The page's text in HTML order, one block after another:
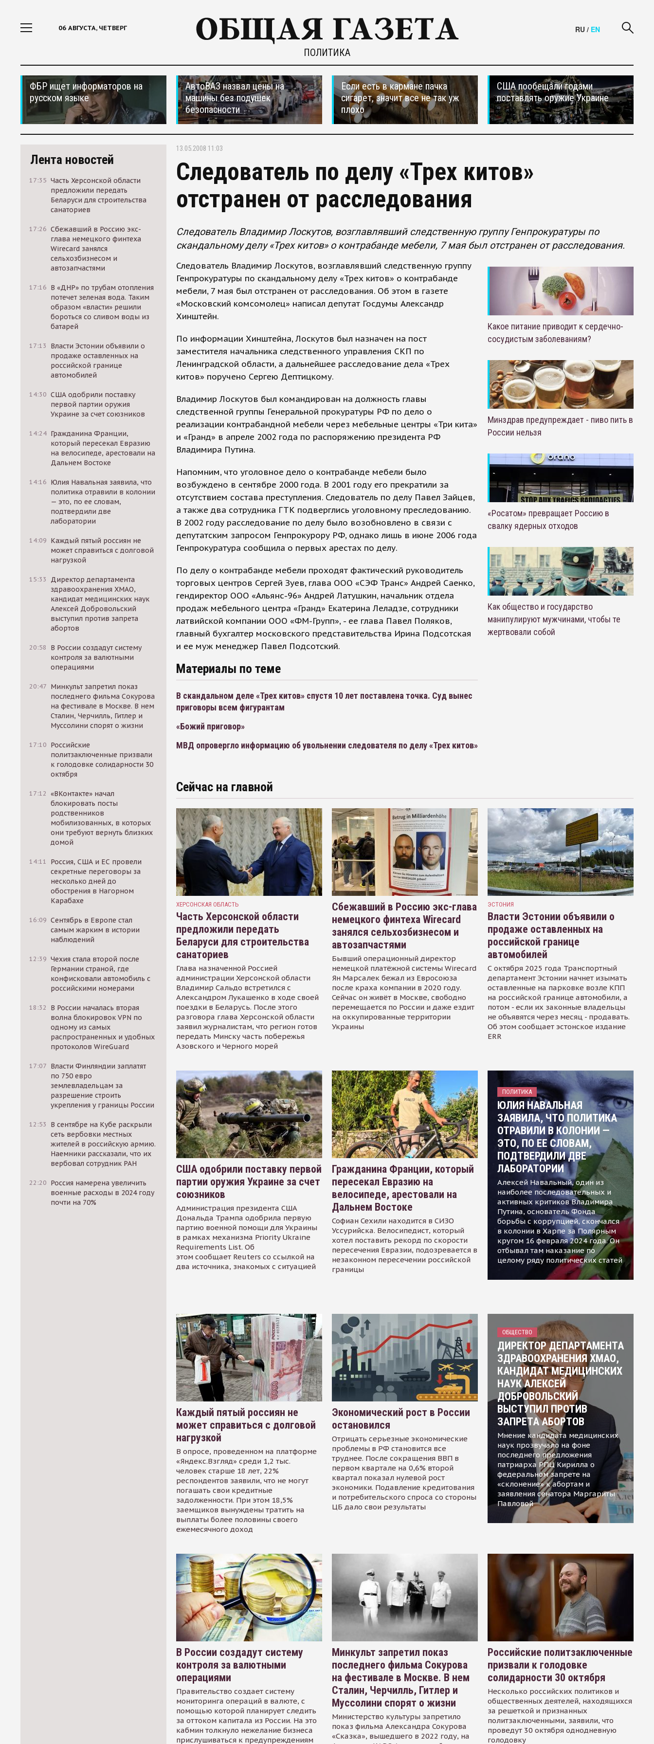
06 АВГУСТА, ЧЕТВЕРГ
ПОЛИТИКА
RU / EN
ФБР ищет информаторов на
русском языке
АвтоВАЗ назвал цены на
машины без подушек
безопасности
Если есть в кармане пачка
сигарет, значит все не так уж
плохо
США пообещали годами
поставлять оружие Украине
Лента новостей
17:35 Часть Херсонской области
предложили передать
Беларуси для строительства
санаториев
17:26 Сбежавший в Россию экс-
глава немецкого финтеха
Wirecard занялся
сельхозбизнесом и
автозапчастями
17:16 В «ДНР» по трубам отопления
потечет зеленая вода. Таким
образом «власти» решили
бороться со сливом воды из
батарей
17:13
Власти Эстонии объявили о
продаже оставленных на
российской границе
автомобилей
14:30 США одобрили поставку
первой партии оружия
Украине за счет союзников
14:24 Гражданина Франции,
который пересекал Евразию
на велосипеде, арестовали на
Дальнем Востоке
14:16 Юлия Навальная заявила, что
политика отравили в колонии
— это, по ее словам,
подтвердили две
лаборатории
14:09 Каждый пятый россиян не
может справиться с долговой
нагрузкой
15:33
Директор департамента
здравоохранения ХМАО,
кандидат медицинских наук
Алексей Добровольский
выступил против запрета
абортов
20:58
В России создадут систему
контроля за валютными
операциями
20:47 Минкульт запретил показ
последнего фильма Сокурова
на фестивале в Москве. В нем
Сталин, Черчилль, Гитлер и
Муссолини спорят о жизни
17:10 Российские
политзаключенные призвали
к голодовке солидарности 30
октября
17:12 «ВКонтакте» начал
блокировать посты
родственников
мобилизованных, в которых
они требуют вернуть близких
домой
14:11
Россия, США и ЕС провели
секретные переговоры за
несколько дней до
обострения в Нагорном
Карабахе
16:09 Сентябрь в Европе стал
самым жарким в истории
наблюдений
12:39 Чехия стала второй после
Германии страной, где
конфисковали автомобиль с
российскими номерами
18:32
В России началась вторая
волна блокировок VPN по
одному из самых
распространенных и удобных
протоколов WireGuard
17:07 Власти Финляндии заплатят
по 750 евро
землевладельцам за
разрешение строить
укрепления у границы России
12:53
В сентябре на Кубе раскрыли
сеть вербовки местных
жителей в российскую армию.
Наемники рассказали, что их
вербовал сотрудник РАН
22:20 Россия намерена увеличить
военные расходы в 2024 году
почти на 70%
13.05.2008 11:03
Следователь по делу «Трех китов»
отстранен от расследования
Следователь Владимир Лоскутов, возглавлявший следственную группу Генпрокуратуры по
скандальному делу «Трех китов» о контрабанде мебели, 7 мая был отстранен от расследования.
Следователь Владимир Лоскутов, возглавлявший следственную группу
Генпрокуратуры по скандальному делу «Трех китов» о контрабанде
мебели, 7 мая был отстранен от расследования. Об этом в газете
«Московский комсомолец» написал депутат Госдумы Александр
Хинштейн.
По информации Хинштейна, Лоскутов был назначен на пост
заместителя начальника следственного управления СКП по
Ленинградской области, а дальнейшее расследование дела «Трех
китов» поручено Сергею Дептицкому.
Владимир Лоскутов был командирован на должность главы
следственной группы Генеральной прокуратуры РФ по дело о
реализации контрабандной мебели через мебельные центры «Три кита»
и «Гранд» в апреле 2002 года по распоряжению президента РФ
Владимира Путина.
Напомним, что уголовное дело о контрабанде мебели было
возбуждено в сентябре 2000 года. В 2001 году его прекратили за
отсутствием состава преступления. Следователь по делу Павел Зайцев,
а также два сотрудника ГТК подверглись уголовному преследованию.
В 2002 году расследование по делу было возобновлено в связи с
депутатским запросом Генпрокурору РФ, однако лишь в июне 2006 года
Генпрокуратура сообщила о первых арестах по делу.
По делу о контрабанде мебели проходят фактический руководитель
торговых центров Сергей Зуев, глава ООО «СЭФ Транс» Андрей Саенко,
гендиректор ООО «Альянс-96» Андрей Латушкин, начальник отдела
продаж мебельного центра «Гранд» Екатерина Леладзе, сотрудники
латвийской компании ООО «ФМ-Групп», - ее глава Павел Поляков,
главный бухгалтер московского представительства Ирина Подсотская
и ее муж менеджер Павел Подсотский.
Материалы по теме
В скандальном деле «Трех китов» спустя 10 лет поставлена точка. Суд вынес
приговоры всем фигурантам
«Божий приговор»
МВД опровергло информацию об увольнении следователя по делу «Трех китов»
Какое питание приводит к сердечно-
сосудистым заболеваниям?
Минздрав предупреждает - пиво пить в
России нельзя
«Росатом» превращает Россию в
свалку ядерных отходов
Как общество и государство
манипулируют мужчинами, чтобы те
жертвовали собой
Сейчас на главной
ХЕРСОНСКАЯ ОБЛАСТЬ
Часть Херсонской области
предложили передать
Беларуси для строительства
санаториев
Глава назначенной Россией
администрации Херсонской области
Владимир Сальдо встретился с
Александром Лукашенко в ходе своей
поездки в Беларусь. После этого
разговора глава Херсонской области
заявил журналистам, что регион готов
передать Минску часть побережья
Азовского и Черного морей
Сбежавший в Россию экс-глава
немецкого финтеха Wirecard
занялся сельхозбизнесом и
автозапчастями
Бывший операционный директор
немецкой платёжной системы Wirecard
Ян Марсалек бежал из Евросоюза
после краха компании в 2020 году.
Сейчас он живёт в Москве, свободно
перемещается по России и даже ездит
на оккупированные территории
Украины
ЭСТОНИЯ
Власти Эстонии объявили о
продаже оставленных на
российской границе
автомобилей
С октября 2025 года Транспортный
департамент Эстонии начнет изымать
оставленные на парковке возле КПП
на российской границе автомобили, а
потом - если их законные владельцы
не объявятся через месяц - продавать.
Об этом сообщает эстонское издание
ERR
США одобрили поставку первой
партии оружия Украине за счет
союзников
Администрация президента США
Дональда Трампа одобрила первую
партию военной помощи для Украины
в рамках механизма Priority Ukraine
Requirements List. Об
этом сообщает Reuters со ссылкой на
два источника, знакомых с ситуацией
Гражданина Франции, который
пересекал Евразию на
велосипеде, арестовали на
Дальнем Востоке
Софиан Сехили находится в СИЗО
Уссурийска. Велосипедист, который
хотел поставить рекорд по скорости
пересечения Евразии, подозревается в
незаконном пересечении российской
границы
ПОЛИТИКА
ЮЛИЯ НАВАЛЬНАЯ
ЗАЯВИЛА, ЧТО ПОЛИТИКА
ОТРАВИЛИ В КОЛОНИИ —
ЭТО, ПО ЕЕ СЛОВАМ,
ПОДТВЕРДИЛИ ДВЕ
ЛАБОРАТОРИИ
Алексей Навальный, один из
наиболее последовательных и
активных критиков Владимира
Путина, основатель Фонда
борьбы с коррупцией, скончался
в колонии в Харпе за Полярным
кругом 16 февраля 2024 года. Он
отбывал там наказание по
целому ряду политических статей
Каждый пятый россиян не
может справиться с долговой
нагрузкой
В опросе, проведенном на платформе
«Яндекс.Взгляд» среди 1,2 тыс.
человек старше 18 лет, 22%
респондентов заявили, что не могут
погашать свои кредитные
задолженности. При этом 18,5%
заемщиков вынуждены тратить на
выплаты более половины своего
ежемесячного доход
Экономический рост в России
остановился
Отрицать серьезные экономические
проблемы в РФ становится все
труднее. После сокращения ВВП в
первом квартале на 0,6% второй
квартал показал нулевой рост
экономики. Подавление кредитования
и потребительского спроса со стороны
ЦБ дало свои результаты
ОБЩЕСТВО
ДИРЕКТОР ДЕПАРТАМЕНТА
ЗДРАВООХРАНЕНИЯ ХМАО,
КАНДИДАТ МЕДИЦИНСКИХ
НАУК АЛЕКСЕЙ
ДОБРОВОЛЬСКИЙ
ВЫСТУПИЛ ПРОТИВ
ЗАПРЕТА АБОРТОВ
Мнение кандидата медицинских
наук прозвучало на фоне
последнего предложения
патриарха РПЦ Кирилла о
федеральном запрете на
«склонение» к абортам и
заявления сенатора Маргариты
Павловой
В России создадут систему
контроля за валютными
операциями
Правительство создает систему
мониторинга операций в валюте, с
помощью которой планирует следить
за оттоком капитала из России. На это
кабмин толкнуло нежелание бизнеса
прислушиваться к предупреждениям
Минкульт запретил показ
последнего фильма Сокурова
на фестивале в Москве. В нем
Сталин, Черчилль, Гитлер и
Муссолини спорят о жизни
Министерство культуры запретило
показ фильма Александра Сокурова
«Сказка», вышедшего в 2022 году, на
Российские политзаключенные
призвали к голодовке
солидарности 30 октября
Несколько российских политиков и
общественных деятелей, находящихся
за решеткой и признанных
политзаключенными, заявили, что
проведут 30 октября однодневную
голодовку